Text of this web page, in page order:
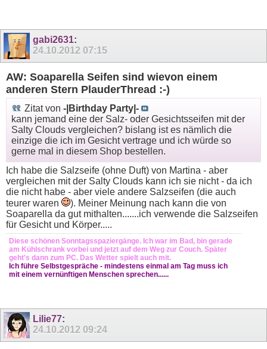
gabi2631:
24.10.2012 07:15
AW: Soaparella Seifen sind wievon einem
anderen Stern PlauderThread :-)
Zitat von -|Birthday Party|-
kann jemand eine der Salz- oder Gesichtsseifen mit der
Salty Clouds vergleichen? bislang ist es nämlich die
einzige die ich im Gesicht vertrage und ich würde so
gerne mal in diesem Shop bestellen.
Ich habe die Salzseife (ohne Duft) von Martina - aber
vergleichen mit der Salty Clouds kann ich sie nicht - da ich
die nicht habe - aber viele andere Salzseifen (die auch
teurer waren
). Meiner Meinung nach kann die von
Soaparella da gut mithalten.......ich verwende die Salzseifen
für Gesicht und Körper.....
Diese schönen Sonntagsspaziergänge. Ich war im Bad, bin gerade
am Kühlschrank vorbei und jetzt auf dem Weg zur Couch. Später
geht's dann zum PC. Das Wetter spielt auch mit.
Ich führe Selbstgespräche - mindestens einmal am Tag muss ich
mit einem vernünftigen Menschen sprechen......
Lilie77:
24.10.2012 09:24